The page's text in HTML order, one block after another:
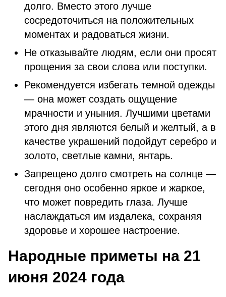
долго. Вместо этого лучше
сосредоточиться на положительных
моментах и радоваться жизни.
Не отказывайте людям, если они просят
прощения за свои слова или поступки.
Рекомендуется избегать темной одежды
— она может создать ощущение
мрачности и уныния. Лучшими цветами
этого дня являются белый и желтый, а в
качестве украшений подойдут серебро и
золото, светлые камни, янтарь.
Запрещено долго смотреть на солнце —
сегодня оно особенно яркое и жаркое,
что может повредить глаза. Лучше
наслаждаться им издалека, сохраняя
здоровье и хорошее настроение.
Народные приметы на 21
июня 2024 года